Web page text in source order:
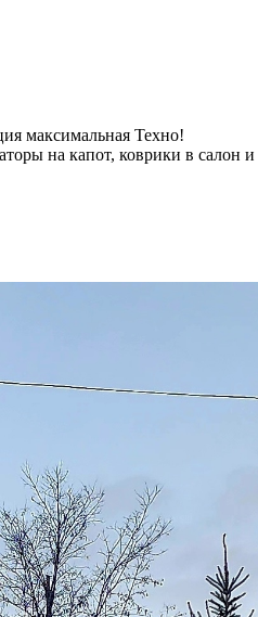
мaкcимальная Техно!
на капот, коврики в салон